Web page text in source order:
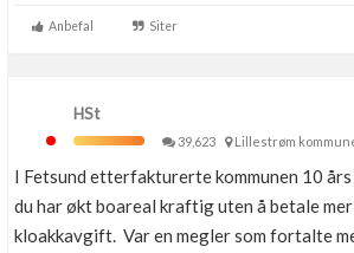
Anbefal Siter
HSt
39,623
Lillestrøm
I Fetsund etterfakturerte kommunen 10
du har økt boareal kraftig uten å betale mer
kloakkavgift. Var en megler som fortalte